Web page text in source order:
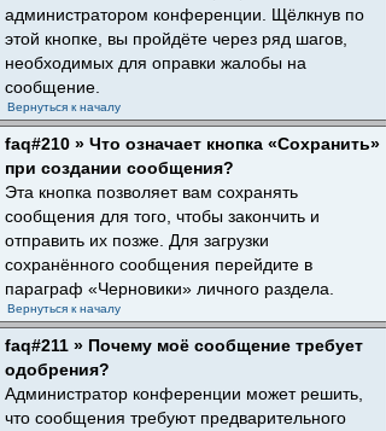
администратором конференции. Щёлкнув по
этой кнопке, вы пройдёте через ряд шагов,
необходимых для оправки жалобы на
сообщение.
Вернуться к началу
faq#210 » Что означает кнопка «Сохранить»
при создании сообщения?
Эта кнопка позволяет вам сохранять
сообщения для того, чтобы закончить и
отправить их позже. Для загрузки
сохранённого сообщения перейдите в
параграф «Черновики» личного раздела.
Вернуться к началу
faq#211 » Почему моё сообщение требует
одобрения?
Администратор конференции может решить,
что сообщения требуют предварительного